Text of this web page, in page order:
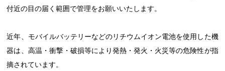
付近の目の届く範囲で管理をお願いいたします。
近年、モバイルバッテリーなどのリチウムイオン電池を使用した機
器は、高温・衝撃・破損等により発熱・発火・火災等の危険性が指
摘されています。